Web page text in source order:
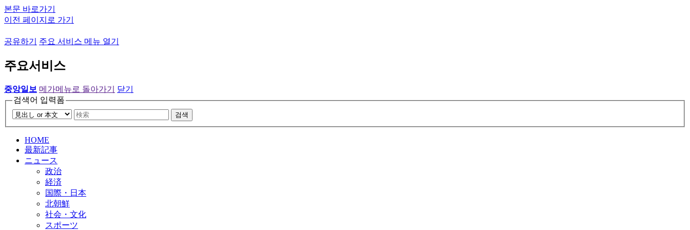
본문 바로가기
이전 페이지로 가기
공유하기 주요 서비스 메뉴 열기
주요서비스
중앙일보 메가메뉴로 돌아가기
닫기
검색어 입력폼
검색
HOME
最新記事
ニュース
政治
経済
国際・日本
北朝鮮
社会・文化
スポーツ